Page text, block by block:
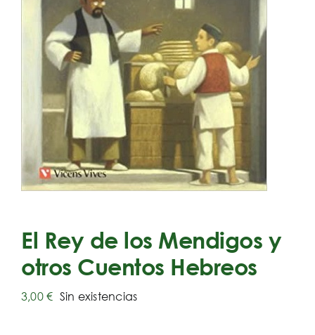
El Rey de los Mendigos y
otros Cuentos Hebreos
3,00€ Sin existencias